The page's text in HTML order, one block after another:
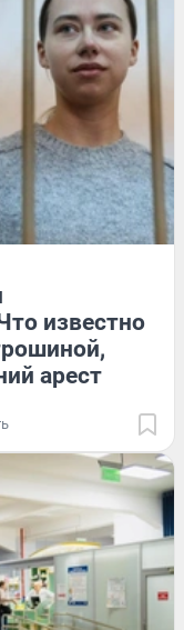
известно
арест